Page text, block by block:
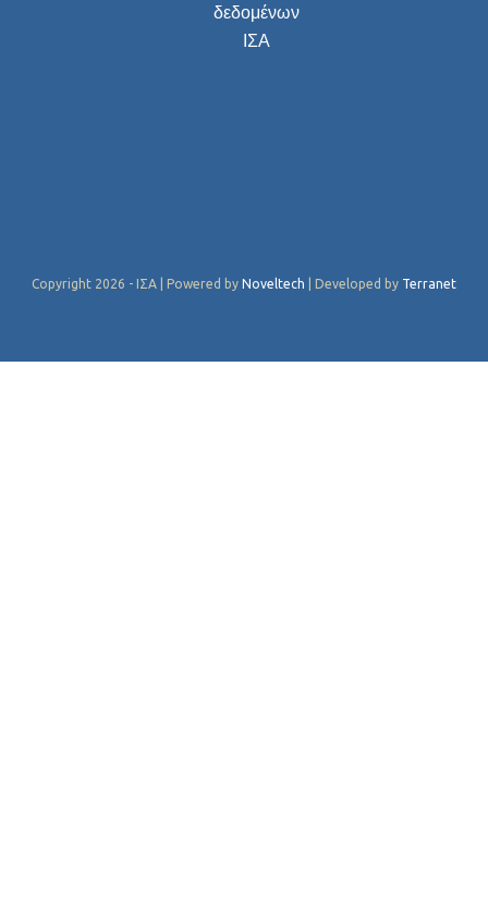
δεδομένων
ΙΣΑ
Copyright 2026 - ΙΣΑ | Powered by Noveltech | Developed by Terranet